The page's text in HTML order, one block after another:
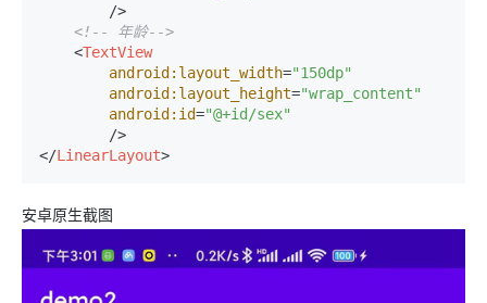
        />
<!-- 年龄-->
<TextView
android:layout_width="150dp"
android:layout_height="wrap_content"
android:id="@+id/sex"
        />
</LinearLayout>
安卓原生截图